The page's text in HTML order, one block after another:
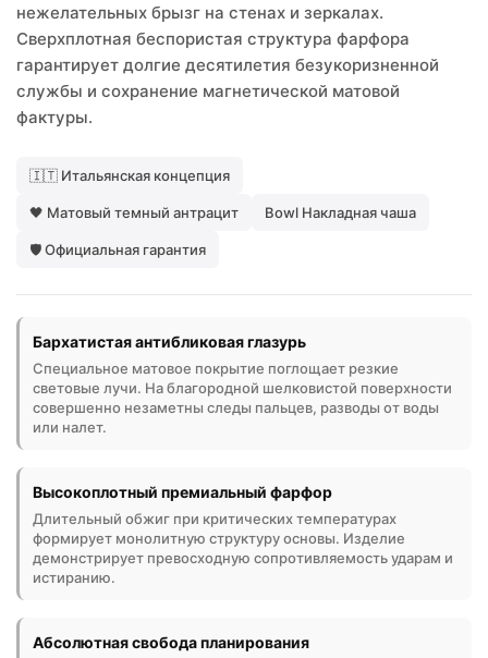
нежелательных брызг на стенах и зеркалах.
Сверхплотная беспористая структура фарфора
гарантирует долгие десятилетия безукоризненной
службы и сохранение магнетической матовой
фактуры.
🇮🇹 Итальянская концепция
🖤 Матовый темный антрацит Bowl Накладная чаша
🛡️ Официальная гарантия
Бархатистая антибликовая глазурь
Специальное матовое покрытие поглощает резкие
световые лучи. На благородной шелковистой поверхности
совершенно незаметны следы пальцев, разводы от воды
или налет.
Высокоплотный премиальный фарфор
Длительный обжиг при критических температурах
формирует монолитную структуру основы. Изделие
демонстрирует превосходную сопротивляемость ударам и
истиранию.
Абсолютная свобода планирования